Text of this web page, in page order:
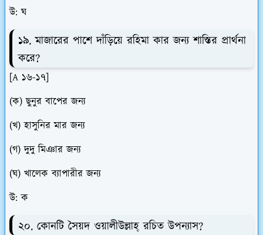
উ: ঘ
১৯. মাজারের পাশে দাঁড়িয়ে রহিমা কার জন্য শাস্তির প্রার্থনা
করে?
[A ১৬-১৭]
(ক) ছুনুর বাপের জন্য
(খ) হাসুনির মার জন্য
(গ) দুদু মিঞার জন্য
(ঘ) খালেক ব্যাপারীর জন্য
উ: ক
২০. কোনটি সৈয়দ ওয়ালীউল্লাহ্ রচিত উপন্যাস?